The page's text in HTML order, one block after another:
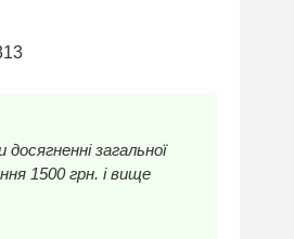
досягненні загальної
1500 грн. і вище